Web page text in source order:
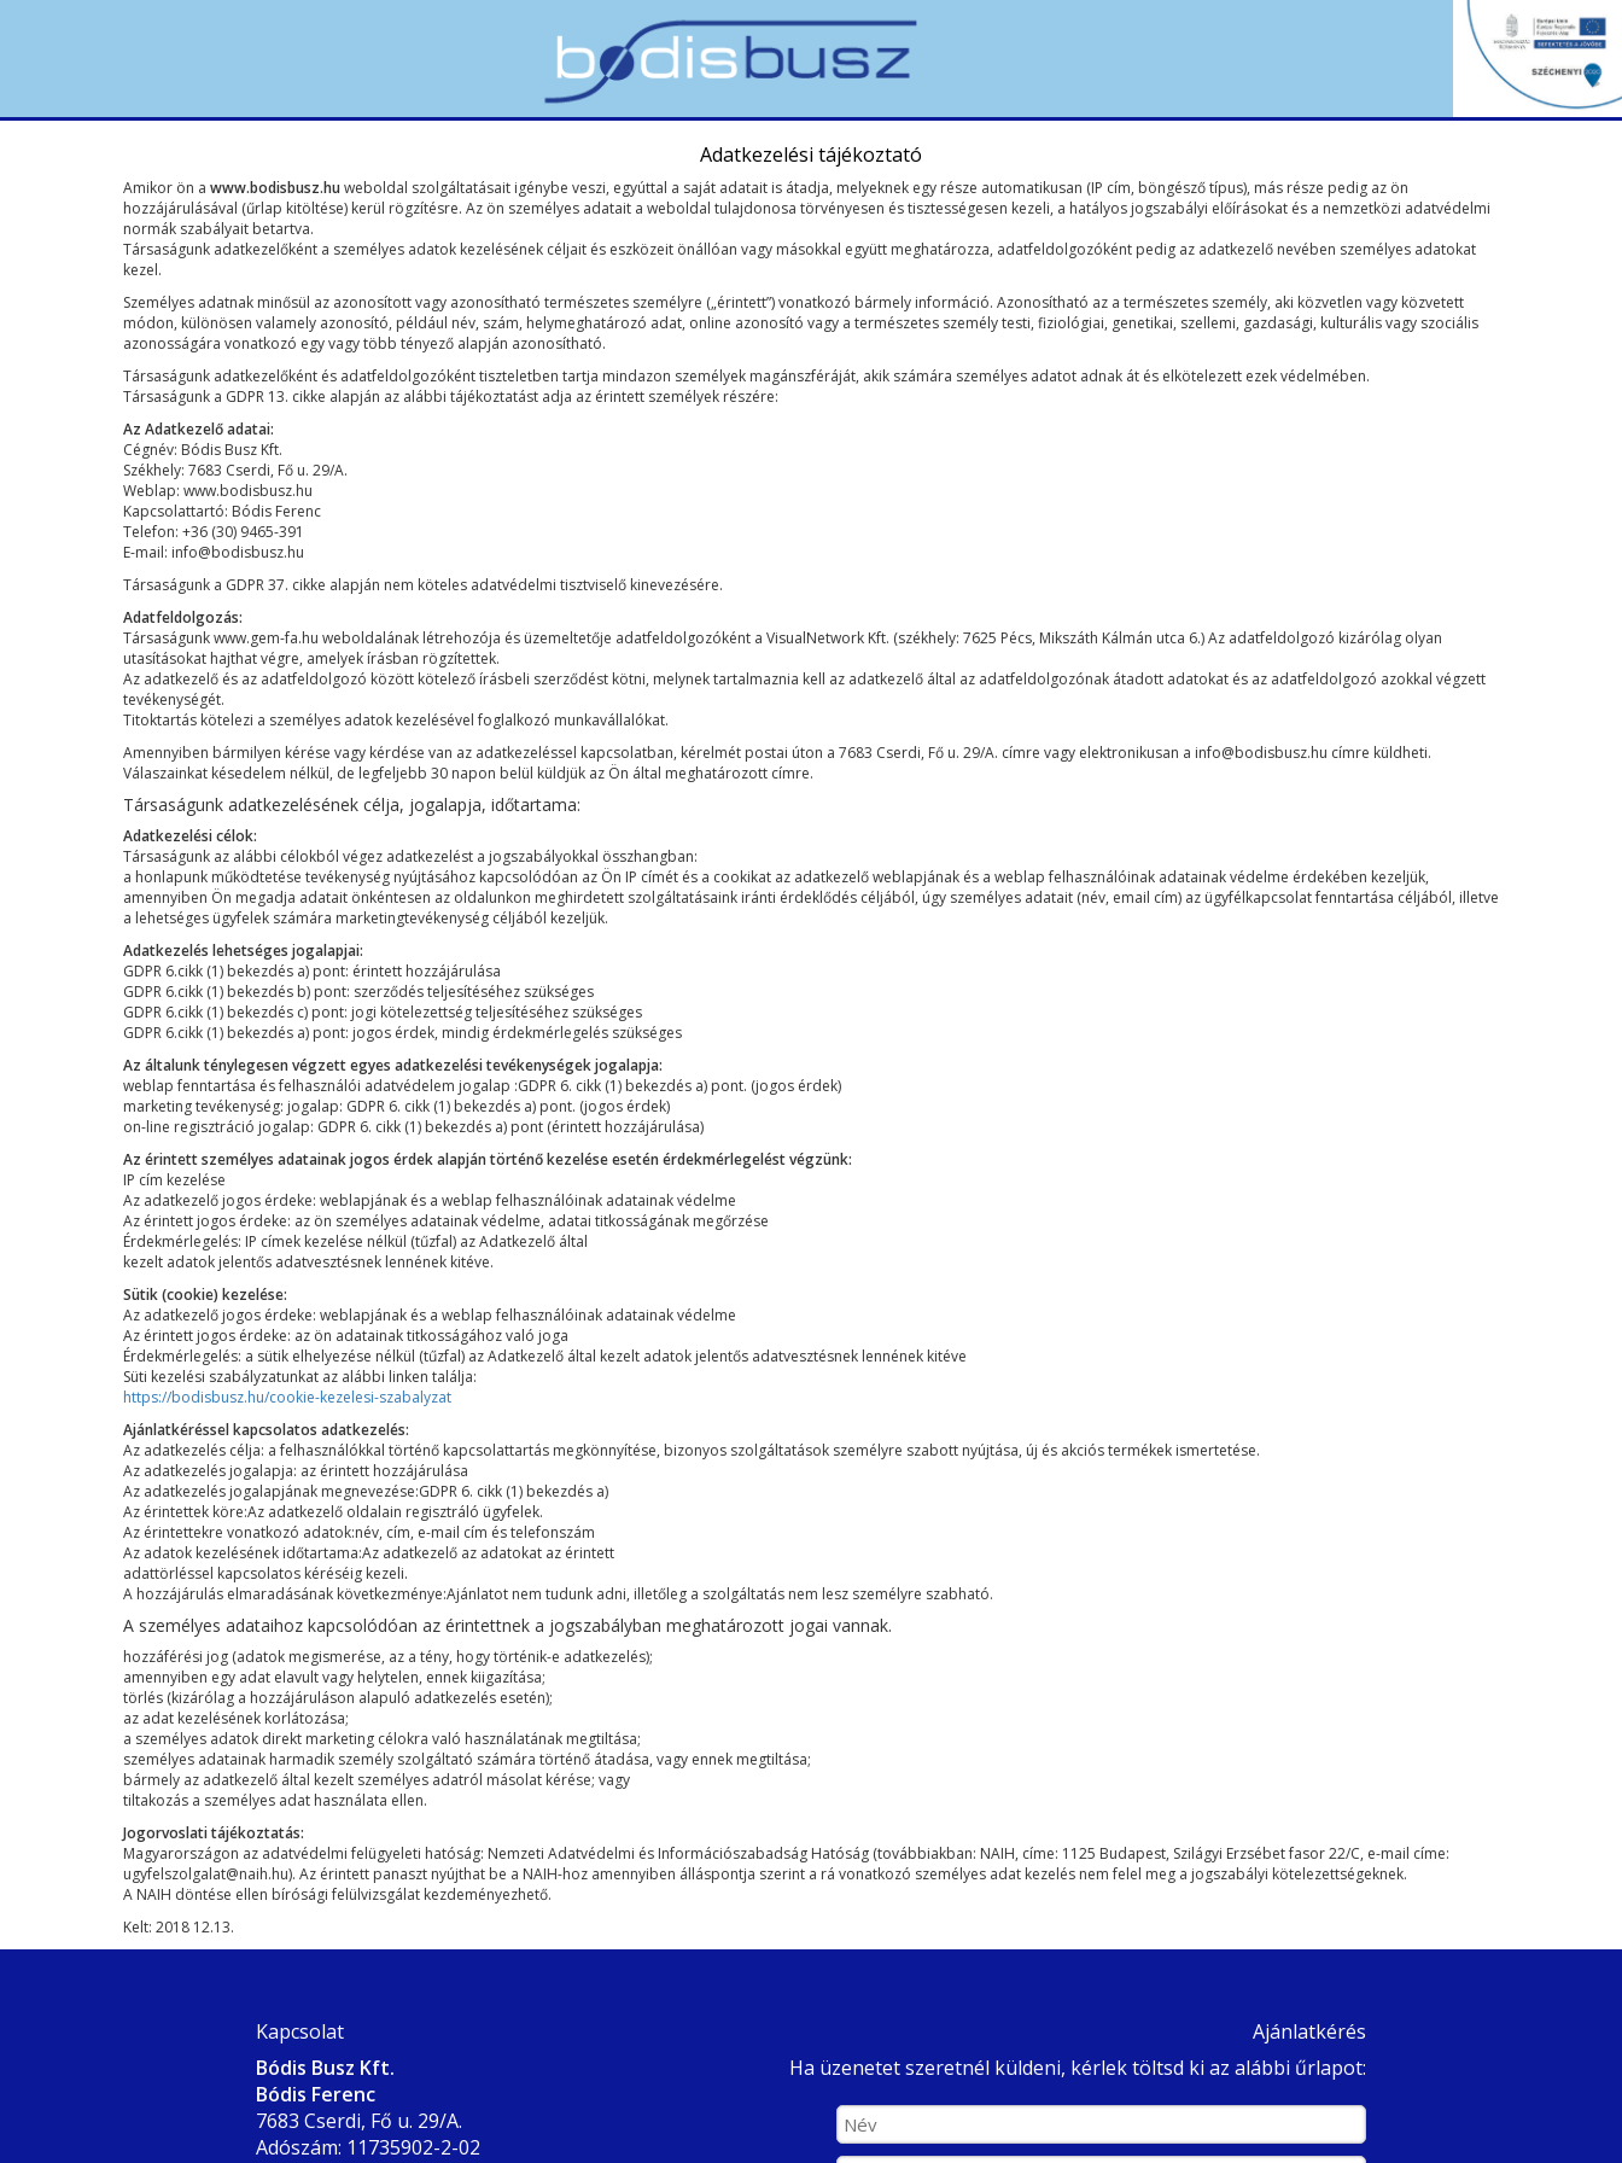
Adatkezelési tájékoztató
Amikor ön a www.bodisbusz.hu weboldal szolgáltatásait igénybe veszi, egyúttal a saját adatait is átadja, melyeknek egy része automatikusan (IP cím, böngésző típus), más része pedig az ön
hozzájárulásával (űrlap kitöltése) kerül rögzítésre. Az ön személyes adatait a weboldal tulajdonosa törvényesen és tisztességesen kezeli, a hatályos jogszabályi előírásokat és a nemzetközi adatvédelmi
normák szabályait betartva.
Társaságunk adatkezelőként a személyes adatok kezelésének céljait és eszközeit önállóan vagy másokkal együtt meghatározza, adatfeldolgozóként pedig az adatkezelő nevében személyes adatokat
kezel.
Személyes adatnak minősül az azonosított vagy azonosítható természetes személyre („érintett”) vonatkozó bármely információ. Azonosítható az a természetes személy, aki közvetlen vagy közvetett
módon, különösen valamely azonosító, például név, szám, helymeghatározó adat, online azonosító vagy a természetes személy testi, fiziológiai, genetikai, szellemi, gazdasági, kulturális vagy szociális
azonosságára vonatkozó egy vagy több tényező alapján azonosítható.
Társaságunk adatkezelőként és adatfeldolgozóként tiszteletben tartja mindazon személyek magánszféráját, akik számára személyes adatot adnak át és elkötelezett ezek védelmében.
Társaságunk a GDPR 13. cikke alapján az alábbi tájékoztatást adja az érintett személyek részére:
Az Adatkezelő adatai:
Cégnév: Bódis Busz Kft.
Székhely: 7683 Cserdi, Fő u. 29/A.
Weblap: www.bodisbusz.hu
Kapcsolattartó: Bódis Ferenc
Telefon: +36 (30) 9465-391
E-mail: info@bodisbusz.hu
Társaságunk a GDPR 37. cikke alapján nem köteles adatvédelmi tisztviselő kinevezésére.
Adatfeldolgozás:
Társaságunk www.gem-fa.hu weboldalának létrehozója és üzemeltetője adatfeldolgozóként a VisualNetwork Kft. (székhely: 7625 Pécs, Mikszáth Kálmán utca 6.) Az adatfeldolgozó kizárólag olyan
utasításokat hajthat végre, amelyek írásban rögzítettek.
Az adatkezelő és az adatfeldolgozó között kötelező írásbeli szerződést kötni, melynek tartalmaznia kell az adatkezelő által az adatfeldolgozónak átadott adatokat és az adatfeldolgozó azokkal végzett
tevékenységét.
Titoktartás kötelezi a személyes adatok kezelésével foglalkozó munkavállalókat.
Amennyiben bármilyen kérése vagy kérdése van az adatkezeléssel kapcsolatban, kérelmét postai úton a 7683 Cserdi, Fő u. 29/A. címre vagy elektronikusan a info@bodisbusz.hu címre küldheti.
Válaszainkat késedelem nélkül, de legfeljebb 30 napon belül küldjük az Ön által meghatározott címre.
Társaságunk adatkezelésének célja, jogalapja, időtartama:
Adatkezelési célok:
Társaságunk az alábbi célokból végez adatkezelést a jogszabályokkal összhangban:
a honlapunk működtetése tevékenység nyújtásához kapcsolódóan az Ön IP címét és a cookikat az adatkezelő weblapjának és a weblap felhasználóinak adatainak védelme érdekében kezeljük,
amennyiben Ön megadja adatait önkéntesen az oldalunkon meghirdetett szolgáltatásaink iránti érdeklődés céljából, úgy személyes adatait (név, email cím) az ügyfélkapcsolat fenntartása céljából, illetve
a lehetséges ügyfelek számára marketingtevékenység céljából kezeljük.
Adatkezelés lehetséges jogalapjai:
GDPR 6.cikk (1) bekezdés a) pont: érintett hozzájárulása
GDPR 6.cikk (1) bekezdés b) pont: szerződés teljesítéséhez szükséges
GDPR 6.cikk (1) bekezdés c) pont: jogi kötelezettség teljesítéséhez szükséges
GDPR 6.cikk (1) bekezdés a) pont: jogos érdek, mindig érdekmérlegelés szükséges
Az általunk ténylegesen végzett egyes adatkezelési tevékenységek jogalapja:
weblap fenntartása és felhasználói adatvédelem jogalap :GDPR 6. cikk (1) bekezdés a) pont. (jogos érdek)
marketing tevékenység: jogalap: GDPR 6. cikk (1) bekezdés a) pont. (jogos érdek)
on-line regisztráció jogalap: GDPR 6. cikk (1) bekezdés a) pont (érintett hozzájárulása)
Az érintett személyes adatainak jogos érdek alapján történő kezelése esetén érdekmérlegelést végzünk:
IP cím kezelése
Az adatkezelő jogos érdeke: weblapjának és a weblap felhasználóinak adatainak védelme
Az érintett jogos érdeke: az ön személyes adatainak védelme, adatai titkosságának megőrzése
Érdekmérlegelés: IP címek kezelése nélkül (tűzfal) az Adatkezelő által
kezelt adatok jelentős adatvesztésnek lennének kitéve.
Sütik (cookie) kezelése:
Az adatkezelő jogos érdeke: weblapjának és a weblap felhasználóinak adatainak védelme
Az érintett jogos érdeke: az ön adatainak titkosságához való joga
Érdekmérlegelés: a sütik elhelyezése nélkül (tűzfal) az Adatkezelő által kezelt adatok jelentős adatvesztésnek lennének kitéve
Süti kezelési szabályzatunkat az alábbi linken találja:
https://bodisbusz.hu/cookie-kezelesi-szabalyzat
Ajánlatkéréssel kapcsolatos adatkezelés:
Az adatkezelés célja: a felhasználókkal történő kapcsolattartás megkönnyítése, bizonyos szolgáltatások személyre szabott nyújtása, új és akciós termékek ismertetése.
Az adatkezelés jogalapja: az érintett hozzájárulása
Az adatkezelés jogalapjának megnevezése:GDPR 6. cikk (1) bekezdés a)
Az érintettek köre:Az adatkezelő oldalain regisztráló ügyfelek.
Az érintettekre vonatkozó adatok:név, cím, e-mail cím és telefonszám
Az adatok kezelésének időtartama:Az adatkezelő az adatokat az érintett
adattörléssel kapcsolatos kéréséig kezeli.
A hozzájárulás elmaradásának következménye:Ajánlatot nem tudunk adni, illetőleg a szolgáltatás nem lesz személyre szabható.
A személyes adataihoz kapcsolódóan az érintettnek a jogszabályban meghatározott jogai vannak.
hozzáférési jog (adatok megismerése, az a tény, hogy történik-e adatkezelés);
amennyiben egy adat elavult vagy helytelen, ennek kiigazítása;
törlés (kizárólag a hozzájáruláson alapuló adatkezelés esetén);
az adat kezelésének korlátozása;
a személyes adatok direkt marketing célokra való használatának megtiltása;
személyes adatainak harmadik személy szolgáltató számára történő átadása, vagy ennek megtiltása;
bármely az adatkezelő által kezelt személyes adatról másolat kérése; vagy
tiltakozás a személyes adat használata ellen.
Jogorvoslati tájékoztatás:
Magyarországon az adatvédelmi felügyeleti hatóság: Nemzeti Adatvédelmi és Információszabadság Hatóság (továbbiakban: NAIH, címe: 1125 Budapest, Szilágyi Erzsébet fasor 22/C, e-mail címe:
ugyfelszolgalat@naih.hu). Az érintett panaszt nyújthat be a NAIH-hoz amennyiben álláspontja szerint a rá vonatkozó személyes adat kezelés nem felel meg a jogszabályi kötelezettségeknek.
A NAIH döntése ellen bírósági felülvizsgálat kezdeményezhető.
Kelt: 2018 12.13.
Kapcsolat
Bódis Busz Kft.
Bódis Ferenc
7683 Cserdi, Fő u. 29/A.
Adószám: 11735902-2-02
Ajánlatkérés
Ha üzenetet szeretnél küldeni, kérlek töltsd ki az alábbi űrlapot: